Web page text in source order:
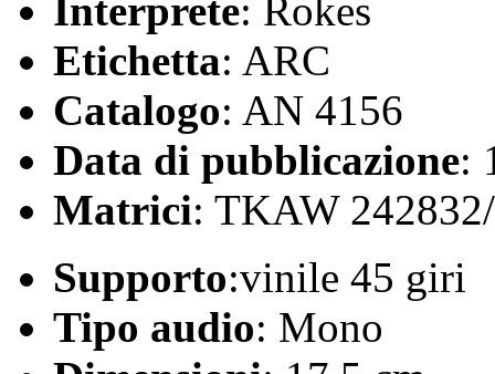
Interprete: Rokes
Etichetta: ARC
Catalogo: AN 4156
Data di pubblicazione:
Matrici: TKAW
Supporto:vinile 45 giri
Tipo audio: Mono